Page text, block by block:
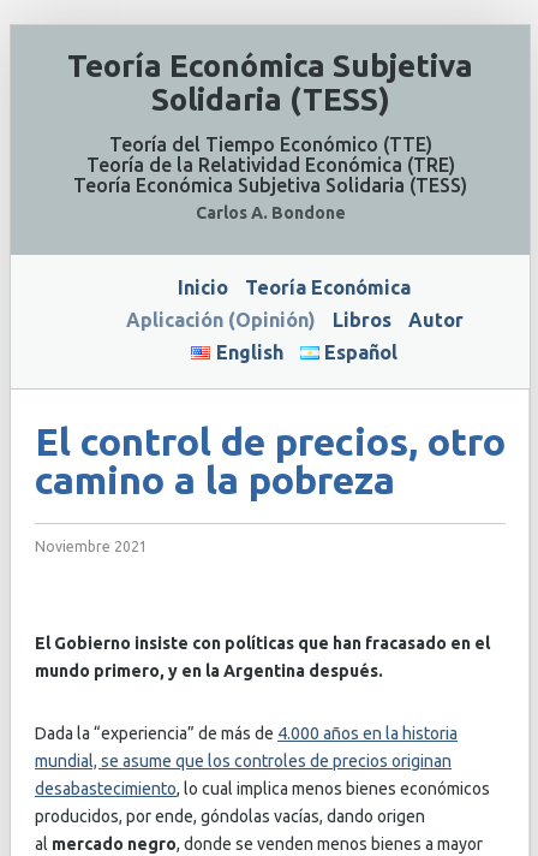
Teoría Económica Subjetiva
Solidaria (TESS)
Teoría del Tiempo Económico (TTE)
Teoría de la Relatividad Económica (TRE)
Teoría Económica Subjetiva Solidaria (TESS)
Carlos A. Bondone
Inicio
Teoría Económica
Aplicación (Opinión)
Libros
Autor
English
Español
El control de precios, otro
camino a la pobreza
Noviembre 2021
El Gobierno insiste con políticas que han fracasado en el
mundo primero, y en la Argentina después.
Dada la “experiencia” de más de 4.000 años en la historia
mundial, se asume que los controles de precios originan
desabastecimiento, lo cual implica menos bienes económicos
producidos, por ende, góndolas vacías, dando origen
al mercado negro, donde se venden menos bienes a mayor